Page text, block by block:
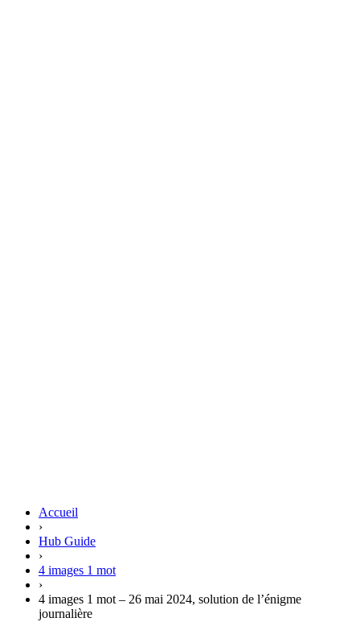
Accueil
›
Hub Guide
›
4 images 1 mot
›
4 images 1 mot – 26 mai 2024, solution de l’énigme
journalière